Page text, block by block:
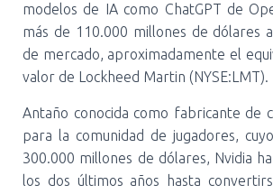
modelos de IA como ChatGPT de
más de 110.000 millones de dólares
de mercado, aproximadamente el
valor de Lockheed Martin (NYSE:LMT).
Antaño conocida como fabricante de
para la comunidad de jugadores,
300.000 millones de dólares, Nvidia
los dos últimos años hasta